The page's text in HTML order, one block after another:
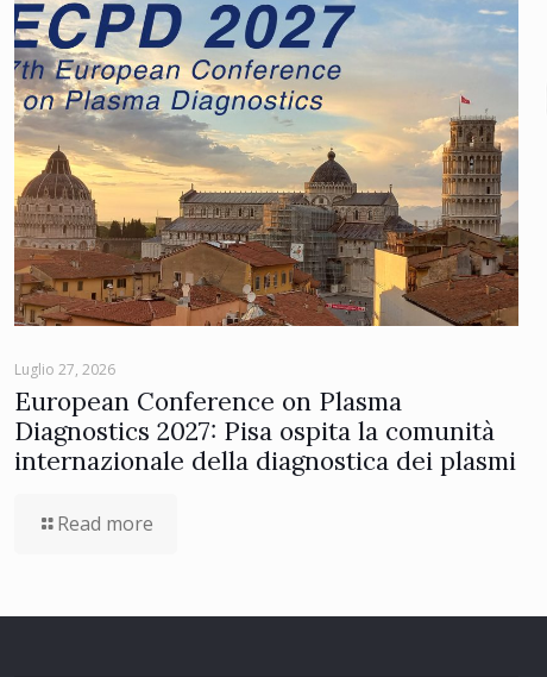
Luglio 27, 2026
European Conference on Plasma
Diagnostics 2027: Pisa ospita la comunità
internazionale della diagnostica dei plasmi
Read more